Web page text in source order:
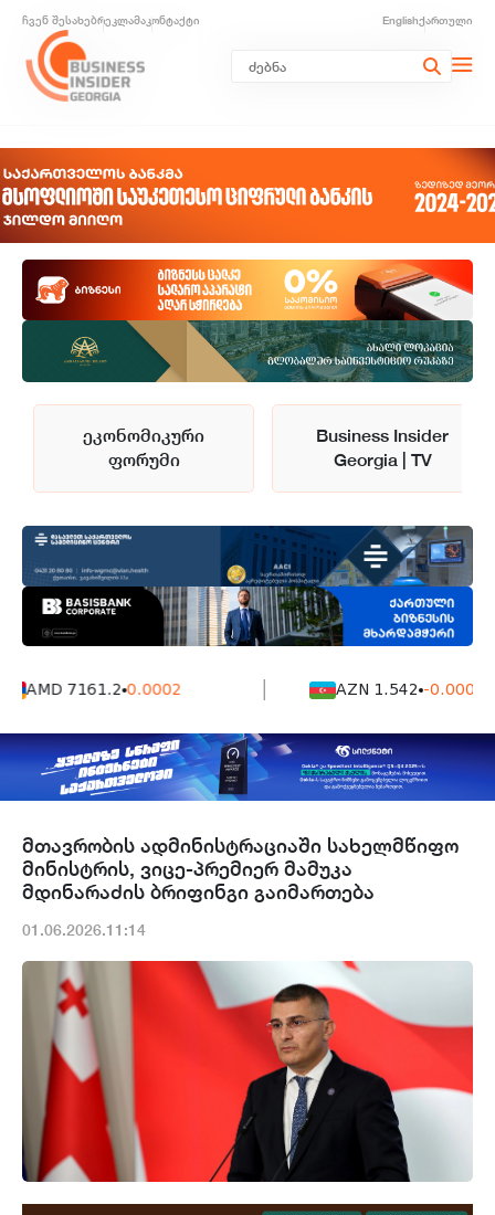
ჩვენ შესახებრეკლამაკონტაქტი Englishქართული
ეკონომიკური
ფორუმი
Business Insider
Georgia | TV
AMD 7161.2 0.0002 AZN 1.542 -0.0006
მთავრობის ადმინისტრაციაში სახელმწიფო
მინისტრის, ვიცე-პრემიერ მამუკა
მდინარაძის ბრიფინგი გაიმართება
01.06.2026.11:14